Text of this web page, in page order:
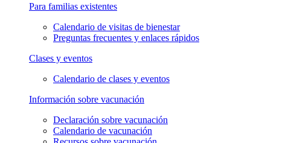
Para familias existentes
Calendario de visitas de bienestar
Preguntas frecuentes y enlaces rápidos
Clases y eventos
Calendario de clases y eventos
Información sobre vacunación
Declaración sobre vacunación
Calendario de vacunación